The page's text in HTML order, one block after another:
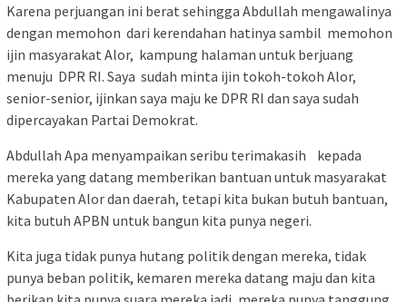
Karena perjuangan ini berat sehingga Abdullah mengawalinya
dengan memohon dari kerendahan hatinya sambil memohon
ijin masyarakat Alor, kampung halaman untuk berjuang
menuju DPR RI. Saya sudah minta ijin tokoh-tokoh Alor,
senior-senior, ijinkan saya maju ke DPR RI dan saya sudah
dipercayakan Partai Demokrat.
Abdullah Apa menyampaikan seribu terimakasih kepada
mereka yang datang memberikan bantuan untuk masyarakat
Kabupaten Alor dan daerah, tetapi kita bukan butuh bantuan,
kita butuh APBN untuk bangun kita punya negeri.
Kita juga tidak punya hutang politik dengan mereka, tidak
punya beban politik, kemaren mereka datang maju dan kita